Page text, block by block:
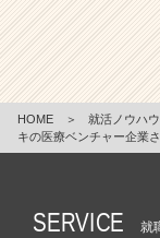
HOME ＞ 就活ノウハウ
キの医療ベンチャー企業
SERVICE 就